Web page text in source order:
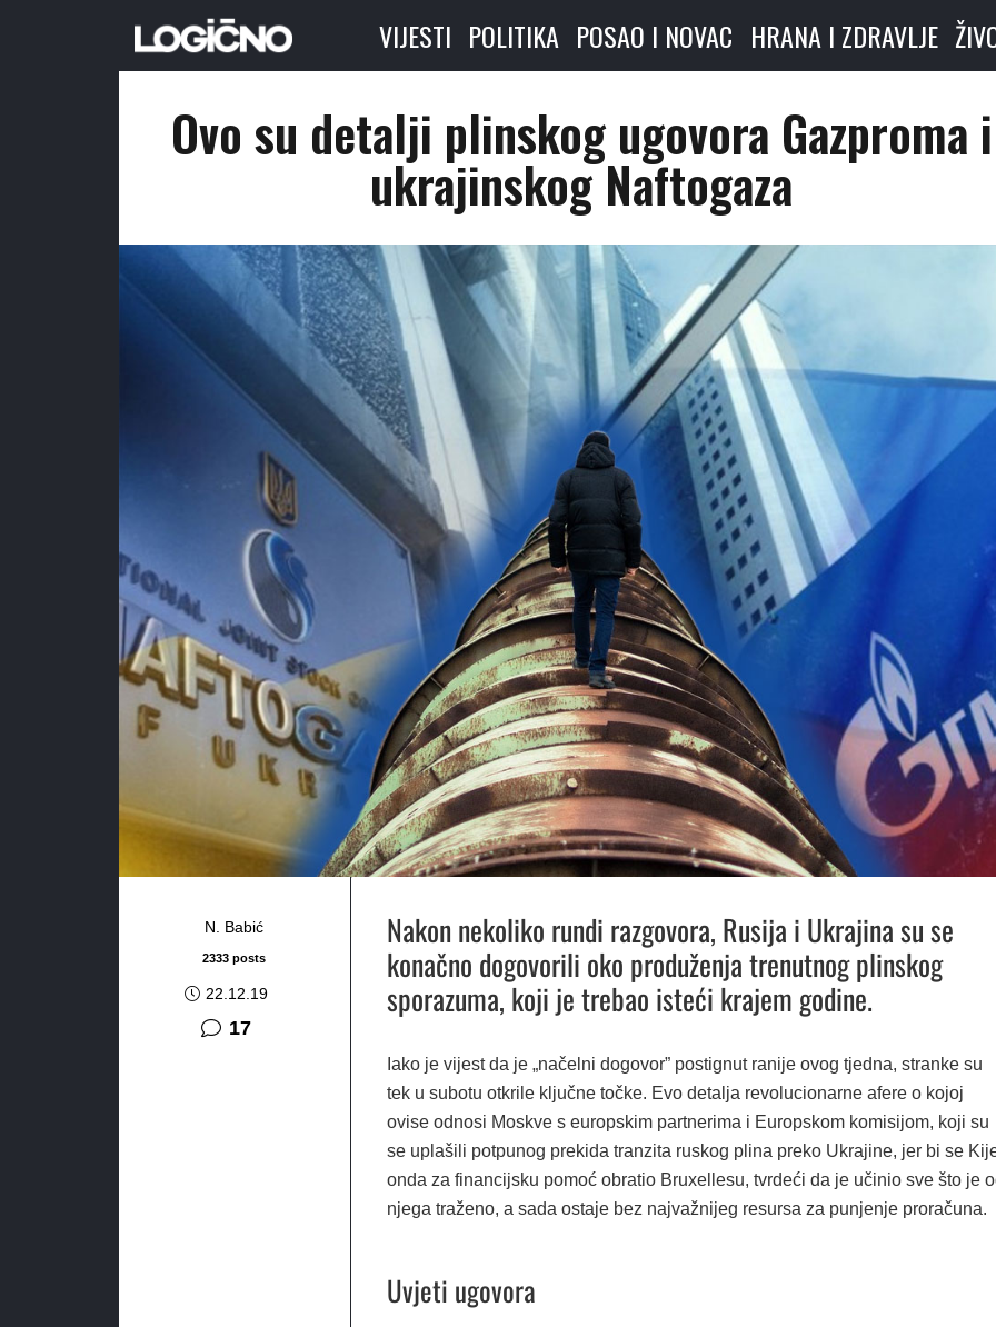
VIJESTI POLITIKA POSAO I NOVAC HRANA I ZDRAVLJE
Ovo su detalji plinskog ugovora Gazproma i
ukrajinskog Naftogaza
N. Babić
2333 posts
22.12.19
17komentara
Nakon nekoliko rundi razgovora, Rusija i Ukrajina su se
konačno dogovorili oko produženja trenutnog plinskog
sporazuma, koji je trebao isteći krajem godine.
Iako je vijest da je „načelni dogovor” postignut ranije ovog tjedna, stranke su
tek u subotu otkrile ključne točke. Evo detalja revolucionarne afere o kojoj
ovise odnosi Moskve s europskim partnerima i Europskom komisijom, koji su
se uplašili potpunog prekida tranzita ruskog plina preko Ukrajine, jer bi se
onda za financijsku pomoć obratio Bruxellesu, tvrdeći da je učinio sve što je
njega traženo, a sada ostaje bez najvažnijeg resursa za punjenje proračuna.
Uvjeti ugovora